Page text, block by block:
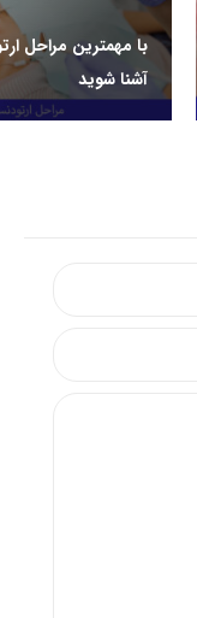
با مهمترین مراحل
آشنا شوید